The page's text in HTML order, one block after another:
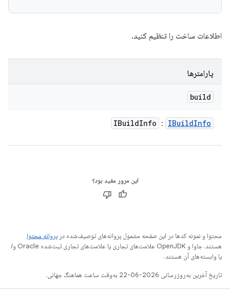
اطلاعات ساخت را تنظیم کنید.
پارامترها
build
IBuildInfo : IBuildInfo
این مرور مفید بود؟
محتوا و نمونه کدها در این صفحه مشمول پروانه‌های توصیف‌شده در پروانه محتوا
هستند. جاوا و OpenJDK علامت‌های تجاری یا علامت‌های تجاری ثبت‌شده Oracle و/
یا وابسته‌های آن هستند.
تاریخ آخرین به‌روزرسانی 2026-06-22 به‌وقت ساعت هماهنگ جهانی.